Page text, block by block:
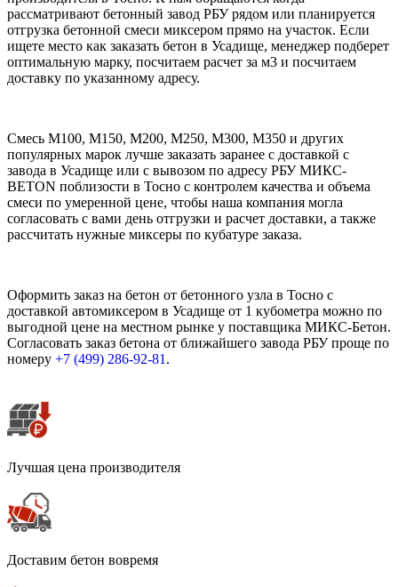
рассматривают бетонный завод РБУ рядом или планируется
отгрузка бетонной смеси миксером прямо на участок. Если
ищете место как заказать бетон в Усадище, менеджер подберет
оптимальную марку, посчитаем расчет за м3 и посчитаем
доставку по указанному адресу.
Смесь М100, М150, М200, М250, М300, М350 и других
популярных марок лучше заказать заранее с доставкой с
завода в Усадище или с вывозом по адресу РБУ МИКС-
BETON поблизости в Тосно с контролем качества и объема
смеси по умеренной цене, чтобы наша компания могла
согласовать с вами день отгрузки и расчет доставки, а также
рассчитать нужные миксеры по кубатуре заказа.
Оформить заказ на бетон от бетонного узла в Тосно с
доставкой автомиксером в Усадище от 1 кубометра можно по
выгодной цене на местном рынке у поставщика МИКС-Бетон.
Согласовать заказ бетона от ближайшего завода РБУ проще по
номеру +7 (499) 286-92-81 .
Лучшая цена производителя
Доставим бетон вовремя